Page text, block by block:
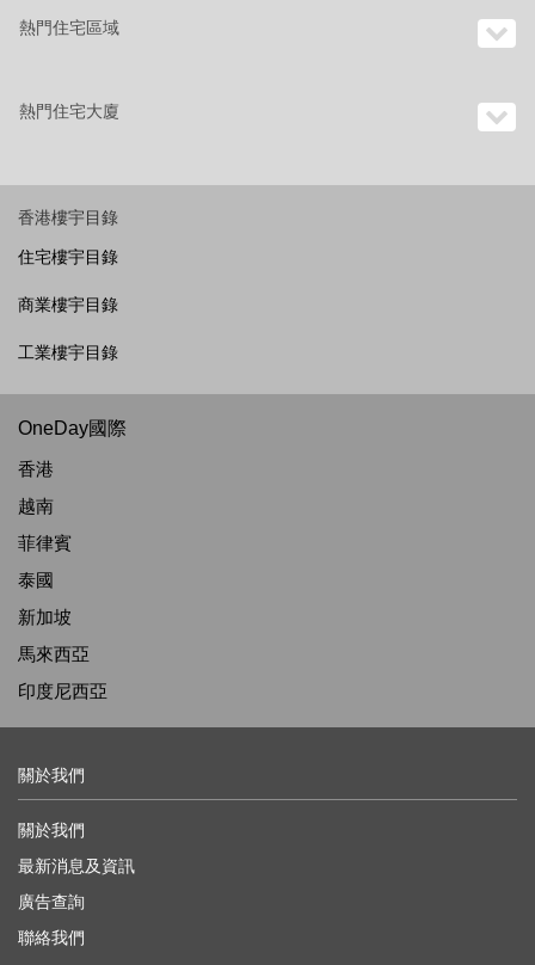
熱門住宅區域
熱門住宅大廈
香港樓宇目錄
住宅樓宇目錄
商業樓宇目錄
工業樓宇目錄
OneDay國際
香港
越南
菲律賓
泰國
新加坡
馬來西亞
印度尼西亞
關於我們
關於我們
最新消息及資訊
廣告查詢
聯絡我們